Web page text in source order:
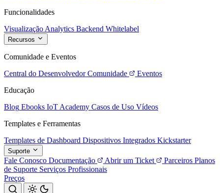
Funcionalidades
Visualização Analytics Backend Whitelabel
Recursos
Comunidade e Eventos
Central do Desenvolvedor Comunidade
Eventos
Educação
Blog Ebooks IoT Academy Casos de Uso Vídeos
Templates e Ferramentas
Templates de Dashboard Dispositivos Integrados Kickstarter
Suporte
Fale Conosco Documentação Abrir um Ticket Parceiros Planos
de Suporte Serviços Profissionais
Preços